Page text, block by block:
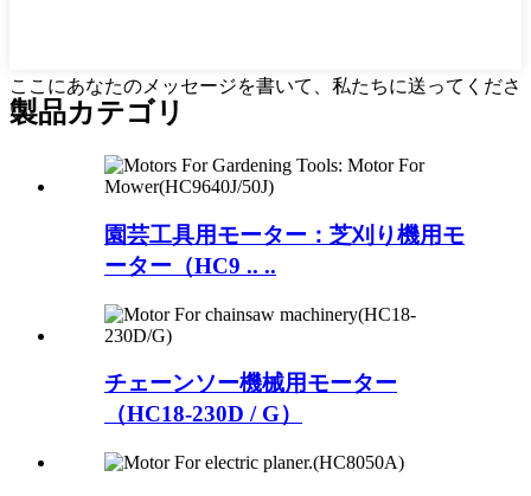
ここにあなたのメッセージを書いて、私たちに送ってくださ
い
製品カテゴリ
園芸工具用モーター：芝刈り機用モ
ーター（HC9 .. ..
チェーンソー機械用モーター
（HC18-230D / G）